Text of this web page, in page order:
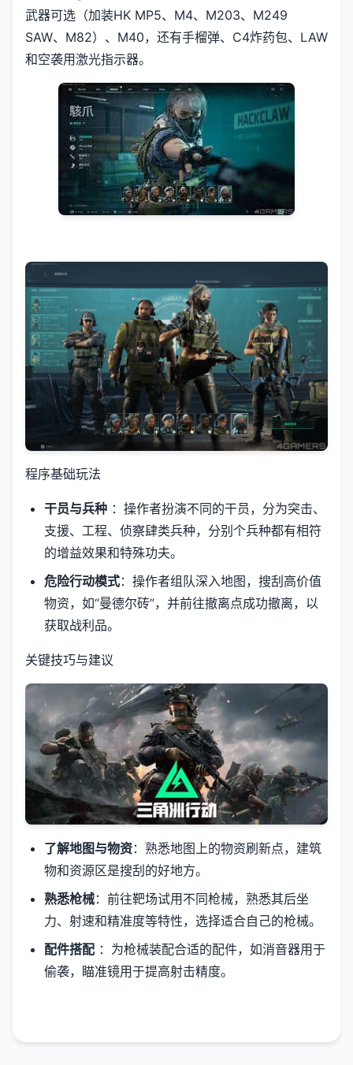
武器可选（加装HK MP5、M4、M203、M249
SAW、M82）、M40，还有手榴弹、C4炸药包、LAW
和空袭用激光指示器。
程序基础玩法
干员与兵种 ：操作者扮演不同的干员，分为突击、
支援、工程、侦察肆类兵种，分别个兵种都有相符
的增益效果和特殊功夫。
危险行动模式：操作者组队深入地图，搜刮高价值
物资，如“曼德尔砖”，并前往撤离点成功撤离，以
获取战利品。
关键技巧与建议
了解地图与物资：熟悉地图上的物资刷新点，建筑
物和资源区是搜刮的好地方。
熟悉枪械：前往靶场试用不同枪械，熟悉其后坐
力、射速和精准度等特性，选择适合自己的枪械。
配件搭配 ：为枪械装配合适的配件，如消音器用于
偷袭，瞄准镜用于提高射击精度。